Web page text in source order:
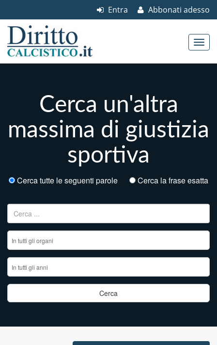
Abbonati adesso
Entra
Cerca un'altra
massima di giustizia
sportiva
Cerca tutte le seguenti parole Cerca la frase esatta
Ricerca per: